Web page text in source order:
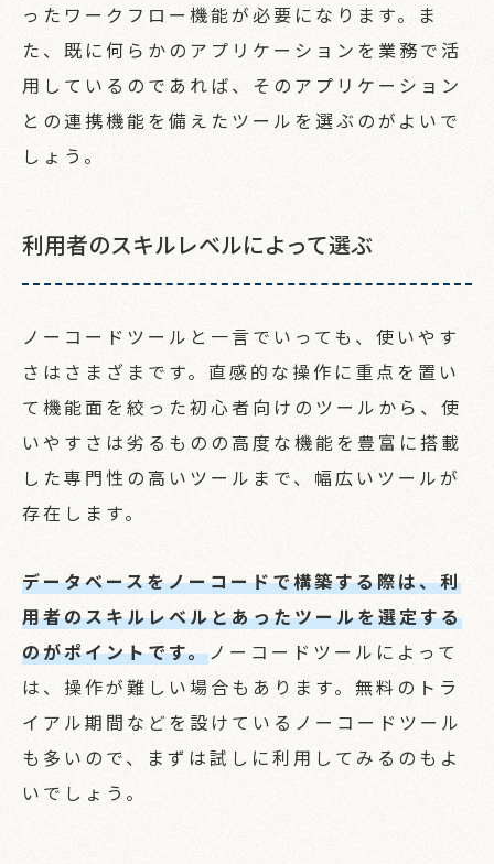
ったワークフロー機能が必要になります。ま
た、既に何らかのアプリケーションを業務で活
用しているのであれば、そのアプリケーション
との連携機能を備えたツールを選ぶのがよいで
しょう。
利用者のスキルレベルによって選ぶ
ノーコードツールと一言でいっても、使いやす
さはさまざまです。直感的な操作に重点を置い
て機能面を絞った初心者向けのツールから、使
いやすさは劣るものの高度な機能を豊富に搭載
した専門性の高いツールまで、幅広いツールが
存在します。
データベースをノーコードで構築する際は、利
用者のスキルレベルとあったツールを選定する
のがポイントです。ノーコードツールによって
は、操作が難しい場合もあります。無料のトラ
イアル期間などを設けているノーコードツール
も多いので、まずは試しに利用してみるのもよ
いでしょう。